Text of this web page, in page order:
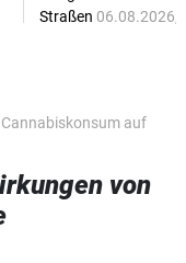
Straßen 06.08.2026,
auf
von